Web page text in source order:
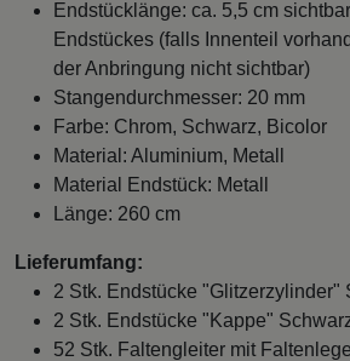
Endstücklänge: ca. 5,5 cm
Endstückes (falls Innenteil
der Anbringung nicht sichtbar)
Stangendurchmesser: 20 mm
Farbe: Chrom, Schwarz, Bicolor
Material: Aluminium, Metall
Material Endstück: Metall
Länge: 260 cm
Lieferumfang:
2 Stk. Endstücke "Glitzerzylinder"
2 Stk. Endstücke "Kappe"
52 Stk. Faltengleiter mit